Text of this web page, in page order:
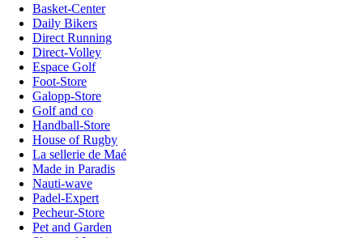
Basket-Center
Daily Bikers
Direct Running
Direct-Volley
Espace Golf
Foot-Store
Galopp-Store
Golf and co
Handball-Store
House of Rugby
La sellerie de Maé
Made in Paradis
Nauti-wave
Padel-Expert
Pecheur-Store
Pet and Garden